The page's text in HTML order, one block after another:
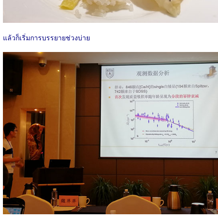
แล้วก็เริ่มการบรรยายช่วงบ่าย